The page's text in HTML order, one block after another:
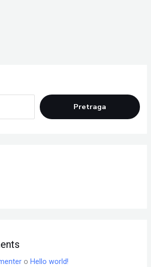
Pretraga
oHello world!